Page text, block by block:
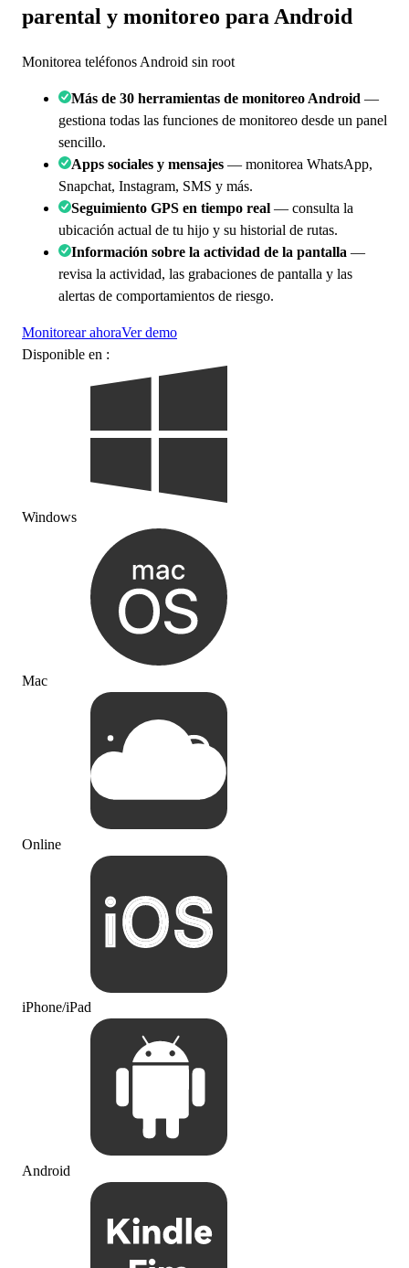
parental y monitoreo para Android
Monitorea teléfonos Android sin root
Más de 30 herramientas de monitoreo Android —
gestiona todas las funciones de monitoreo desde un panel
sencillo.
Apps sociales y mensajes — monitorea WhatsApp,
Snapchat, Instagram, SMS y más.
Seguimiento GPS en tiempo real — consulta la
ubicación actual de tu hijo y su historial de rutas.
Información sobre la actividad de la pantalla —
revisa la actividad, las grabaciones de pantalla y las
alertas de comportamientos de riesgo.
Monitorear ahoraVer demo
Disponible en :
Windows
Mac
Online
iPhone/iPad
Android